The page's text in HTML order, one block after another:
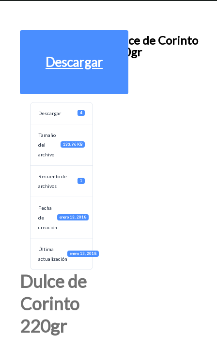
Dulce de Corinto
220gr
Descargar
Descargar 4
Tamaño
del
archivo
133.96 KB
Recuento de
archivos
1
Fecha
de
creación
enero 13, 2018
Última
actualización
enero 13, 2018
Dulce de
Corinto
220gr